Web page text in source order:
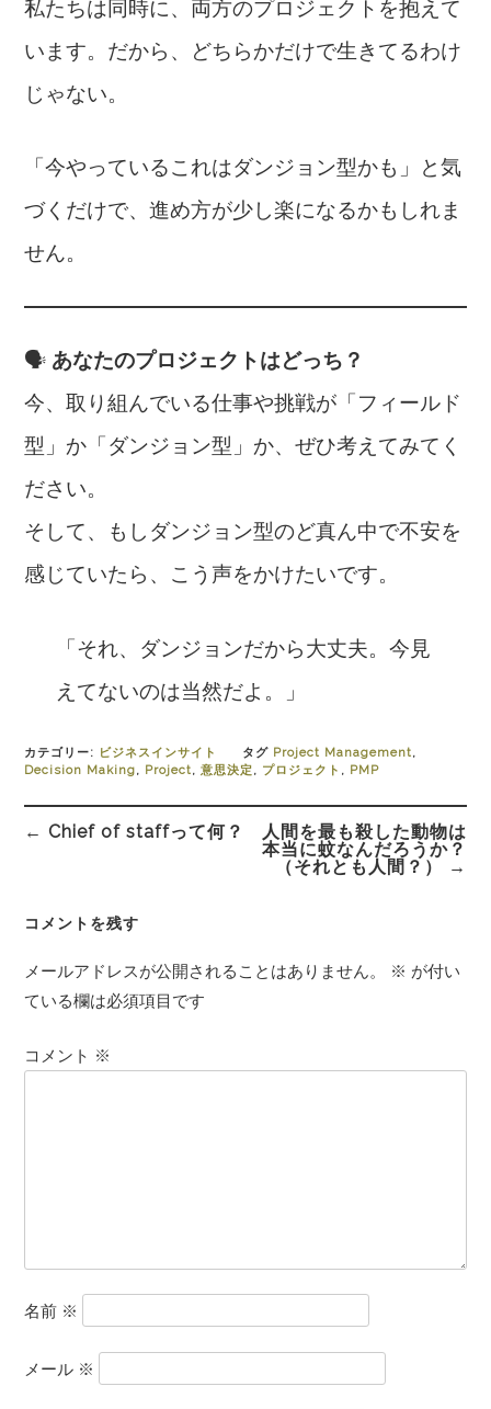
私たちは同時に、両方のプロジェクトを抱えて
います。だから、どちらかだけで生きてるわけ
じゃない。
「今やっているこれはダンジョン型かも」と気
づくだけで、進め方が少し楽になるかもしれま
せん。
🗣 あなたのプロジェクトはどっち？
今、取り組んでいる仕事や挑戦が「フィールド
型」か「ダンジョン型」か、ぜひ考えてみてく
ださい。
そして、もしダンジョン型のど真ん中で不安を
感じていたら、こう声をかけたいです。
「それ、ダンジョンだから大丈夫。今見
えてないのは当然だよ。」
カテゴリー: ビジネスインサイト タグ Project Management,
Decision Making, Project,意思決定, プロジェクト , PMP
稿
ゲ
シ
ョ
← Chief of staffって何？
人間を最も殺した動物は
本当に蚊なんだろうか？
（それとも人間？） →
コメントを残す
メールアドレスが公開されることはありません。 ※ が付い
ている欄は必須項目です
コメント ※
名前 ※
メール ※